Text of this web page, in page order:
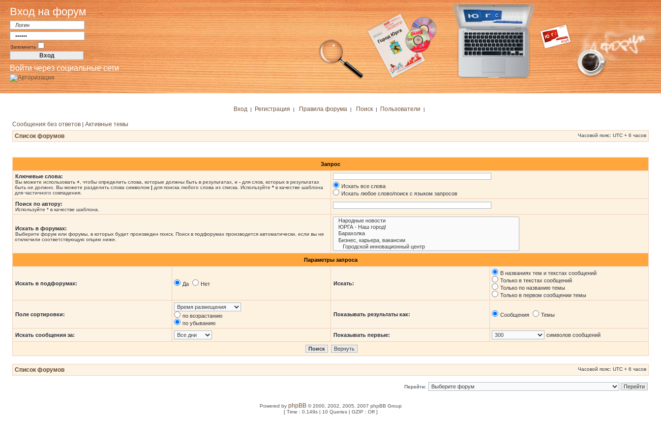
Вход на форум
Запомнить
Войти через социальные сети
Вход | Регистрация | Правила форума | Поиск| Пользователи |
Сообщения без ответов | Активные темы
Список форумов
Часовой пояс: UTC + 6 часов
Запрос
Ключевые слова:
Вы можете использовать + , чтобы определить слова, которые должны быть в результатах, и - для слов, которых в результатах
быть не должно. Вы можете разделить слова символом | для поиска любого слова из списка. Используйте * в качестве шаблона
для частичного совпадения.
Искать все слова
Искать любое слово/поиск с языком запросов
Поиск по автору:
Используйте * в качестве шаблона.
Искать в форумах:
Выберите форум или форумы, в которых будет произведен поиск. Поиск в подфорумах производится автоматически, если вы не
отключили соответствующую опцию ниже.
Параметры запроса
Искать в подфорумах: Да Нет Искать:
В названиях тем и текстах сообщений
Только в текстах сообщений
Только по названию темы
Только в первом сообщении темы
Поле сортировки:
по возрастанию
по убыванию
Показывать результаты как: Сообщения Темы
Искать сообщения за: Показывать первые: символов сообщений
Список форумов Часовой пояс: UTC + 6 часов
Перейти:
Powered by phpBB© 2000, 2002, 2005, 2007 phpBB Group
[ Time : 0.149s | 10 Queries | GZIP : Off ]